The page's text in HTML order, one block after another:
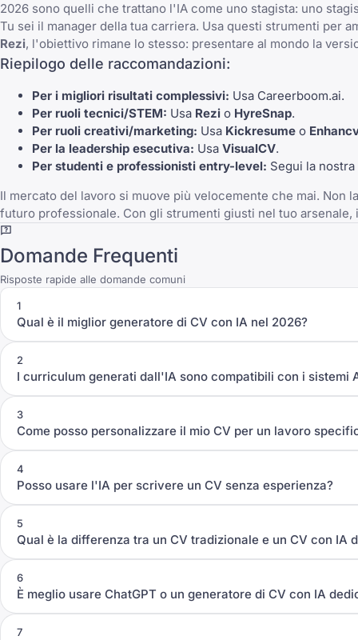
2026 sono quelli che trattano l'IA come uno stagista: uno
Tu sei il manager della tua carriera. Usa questi strumenti per
Rezi, l'obiettivo rimane lo stesso: presentare al mondo la
Riepilogo delle raccomandazioni:
Per i migliori risultati complessivi: Usa Careerboom.ai.
Per ruoli tecnici/STEM: Usa Rezi o HyreSnap.
Per ruoli creativi/marketing: Usa Kickresume o
Per la leadership esecutiva: Usa VisualCV.
Per studenti e professionisti entry-level: Segui la
Il mercato del lavoro si muove più velocemente che mai.
futuro professionale. Con gli strumenti giusti nel tuo
Domande Frequenti
Risposte rapide alle domande comuni
1
Qual è il miglior generatore di CV con IA nel 2026?
2
I curriculum generati dall'IA sono compatibili con i sistemi
3
Come posso personalizzare il mio CV per un lavoro
4
Posso usare l'IA per scrivere un CV senza esperienza?
5
Qual è la differenza tra un CV tradizionale e un CV con IA
6
È meglio usare ChatGPT o un generatore di CV con IA
7